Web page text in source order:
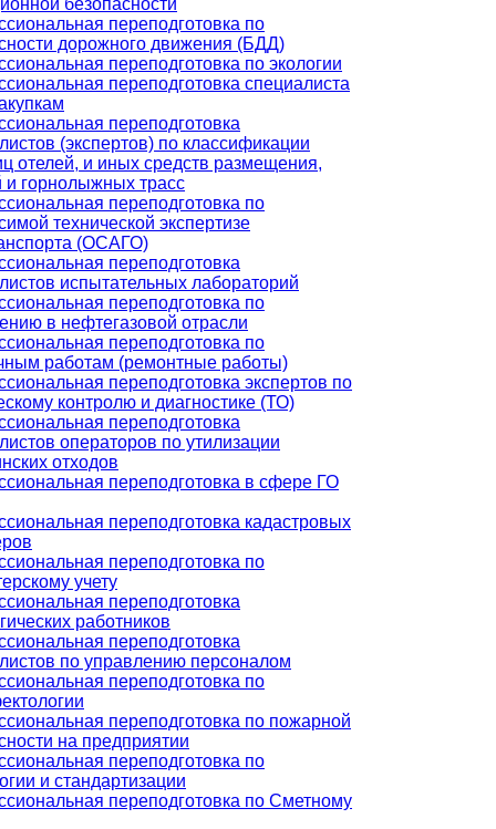
переподготовка по
дорожного движения (БДД)
переподготовка по экологии
переподготовка специалиста
переподготовка
(экспертов) по классификации
отелей, и иных средств размещения,
и горнолыжных трасс
переподготовка по
технической экспертизе
(ОСАГО)
переподготовка
испытательных лабораторий
переподготовка по
в нефтегазовой отрасли
переподготовка по
работам (ремонтные работы)
переподготовка экспертов по
контролю и диагностике (ТО)
переподготовка
операторов по утилизации
отходов
переподготовка в сфере ГО
переподготовка кадастровых
переподготовка по
учету
переподготовка
работников
переподготовка
по управлению персоналом
переподготовка по
переподготовка по пожарной
на предприятии
переподготовка по
и стандартизации
переподготовка по Сметному